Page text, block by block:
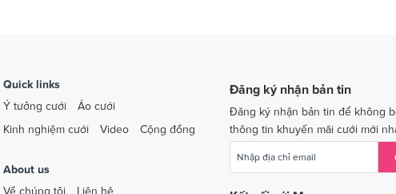
Quick links
Ý tưởng cưới
Áo cưới
Kinh nghiệm cưới
Video Cộng đồng
About us
Về chúng tôi
Liên hệ
Đăng ký nhận bản tin
Đăng ký nhận bản tin để không
thông tin khuyến mãi cưới mới